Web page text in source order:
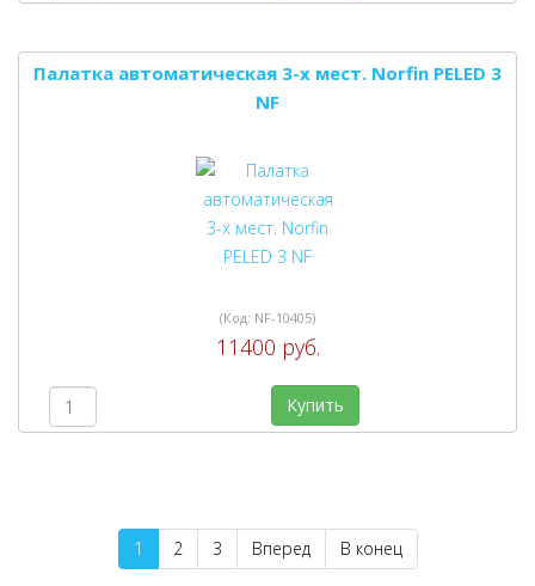
Палатка автоматическая 3-х мест. Norfin PELED 3
NF
(Код: NF-10405)
11400 руб.
Купить
1 2 3 Вперед В конец